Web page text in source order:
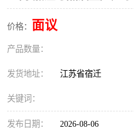
价格： 面议
产品数量：
发货地址： 江苏省宿迁
关键词：
发布日期： 2026-08-06